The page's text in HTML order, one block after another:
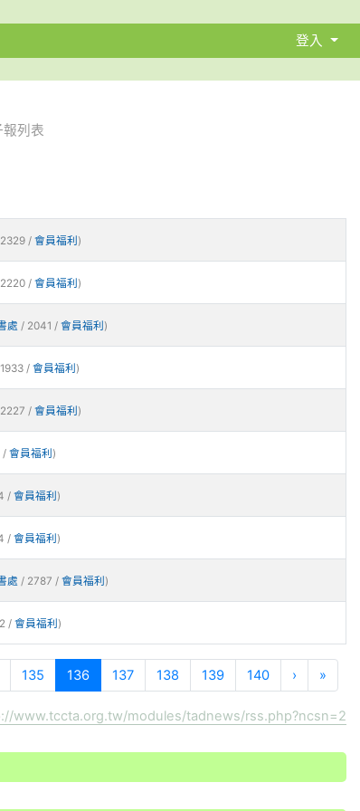
登入
報列表
/ 會員福利 )
/ 會員福利 )
處 / 2041 / 會員福利 )
/ 會員福利 )
/ 會員福利 )
/ 會員福利 )
/ 會員福利 )
/ 會員福利 )
處 / 2787 / 會員福利 )
/ 會員福利 )
135 136(current)
137 138 139 140 › »
www.tccta.org.tw/modules/tadnews/rss.php?ncsn=2